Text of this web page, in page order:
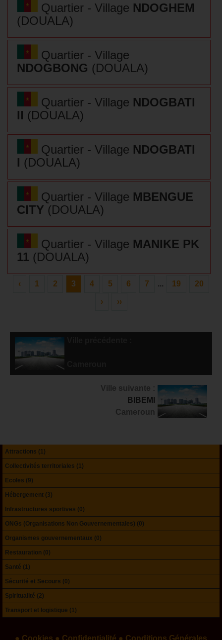
Quartier - Village NDOGHEM
(DOUALA)
Quartier - Village
NDOGBONG (DOUALA)
Quartier - Village NDOGBATI
II (DOUALA)
Quartier - Village NDOGBATI
I (DOUALA)
Quartier - Village MBENGUE
CITY (DOUALA)
Quartier - Village MANIKE PK
11 (DOUALA)
‹ 1 2 3 4 5 6 7 ... 19 20
› ››
Ville suivante :
BIBEMI
Cameroun
Attractions (1)
Collectivités territoriales (1)
Ecoles (9)
Hébergement (3)
Infrastructures sportives (0)
ONGs (Organisations Non Gouvernementales) (0)
Organismes gouvernementaux (0)
Restauration (0)
Santé (1)
Sécurité et Secours (0)
Spiritualité (2)
Transport et logistique (1)
● Cookies ● Confidentialité ● Conditions Générales